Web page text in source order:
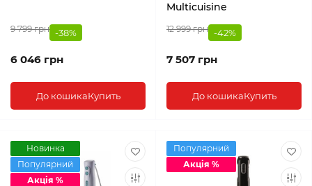
9 799 грн -38%
6 046 грн
До кошикаКупить
Multicuisine
12 999 грн -42%
7 507 грн
До кошикаКупить
Новинка
Популярний
Акція %
Популярний
Акція %